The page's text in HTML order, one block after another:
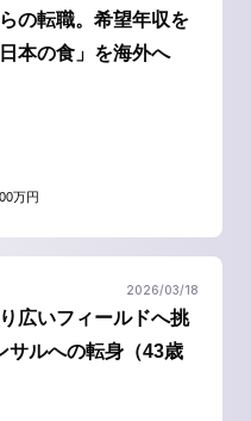
の転職。希望年収を
本の食」を海外へ
万円
2026/03/18
広いフィールドへ挑
サルへの転身（43歳